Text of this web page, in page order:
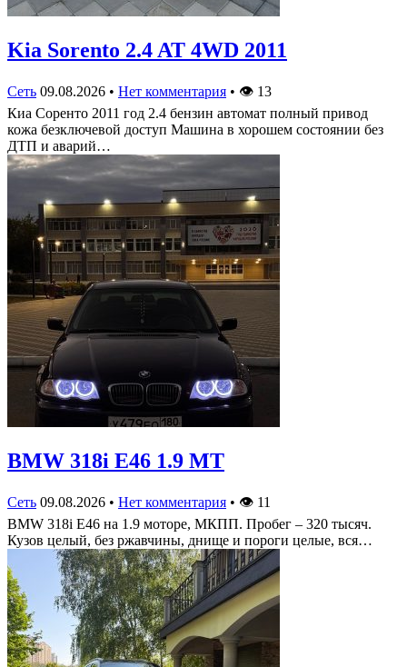
Kia Sorento 2.4 AT 4WD 2011
Сеть 09.08.2026 • Нет комментария • 👁 13
Киа Соренто 2011 год 2.4 бензин автомат полный привод
кожа безключевой доступ Машина в хорошем состоянии без
ДТП и аварий…
BMW 318i E46 1.9 MT
Сеть 09.08.2026 • Нет комментария • 👁 11
BMW 318i E46 на 1.9 моторе, МКПП. Пробег – 320 тысяч.
Кузов целый, без ржавчины, днище и пороги целые, вся…